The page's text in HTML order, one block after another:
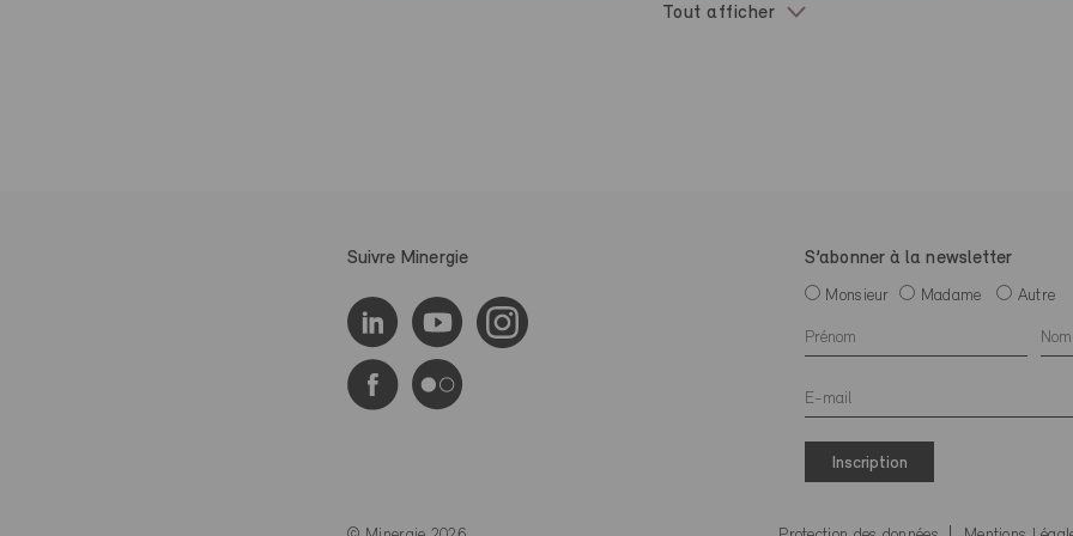
Tout afficher
Suivre Minergie S’abonner à la newsletter
Monsieur Madame Autre
Inscription